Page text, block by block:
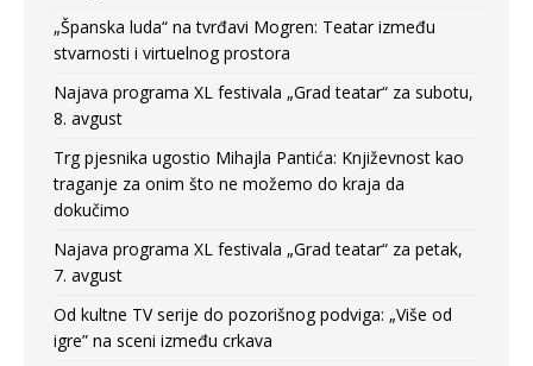
„Španska luda“ na tvrđavi Mogren: Teatar između
stvarnosti i virtuelnog prostora
Najava programa XL festivala „Grad teatar“ za subotu,
8. avgust
Trg pjesnika ugostio Mihajla Pantića: Književnost kao
traganje za onim što ne možemo do kraja da
dokučimo
Najava programa XL festivala „Grad teatar“ za petak,
7. avgust
Od kultne TV serije do pozorišnog podviga: „Više od
igre” na sceni između crkava